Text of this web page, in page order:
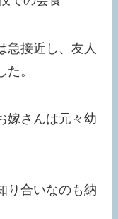
急接近し、友人
。
嫁さんは元々幼
り合いなのも納